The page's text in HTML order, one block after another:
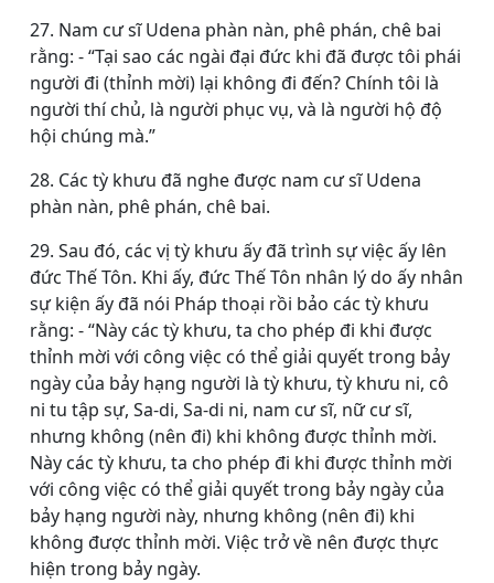
27. Nam cư sĩ Udena phàn nàn, phê phán, chê bai
rằng: - “Tại sao các ngài đại đức khi đã được tôi phái
người đi (thỉnh mời) lại không đi đến? Chính tôi là
người thí chủ, là người phục vụ, và là người hộ độ
hội chúng mà.”
28. Các tỳ khưu đã nghe được nam cư sĩ Udena
phàn nàn, phê phán, chê bai.
29. Sau đó, các vị tỳ khưu ấy đã trình sự việc ấy lên
đức Thế Tôn. Khi ấy, đức Thế Tôn nhân lý do ấy nhân
sự kiện ấy đã nói Pháp thoại rồi bảo các tỳ khưu
rằng: - “Này các tỳ khưu, ta cho phép đi khi được
thỉnh mời với công việc có thể giải quyết trong bảy
ngày của bảy hạng người là tỳ khưu, tỳ khưu ni, cô
ni tu tập sự, Sa-di, Sa-di ni, nam cư sĩ, nữ cư sĩ,
nhưng không (nên đi) khi không được thỉnh mời.
Này các tỳ khưu, ta cho phép đi khi được thỉnh mời
với công việc có thể giải quyết trong bảy ngày của
bảy hạng người này, nhưng không (nên đi) khi
không được thỉnh mời. Việc trở về nên được thực
hiện trong bảy ngày.